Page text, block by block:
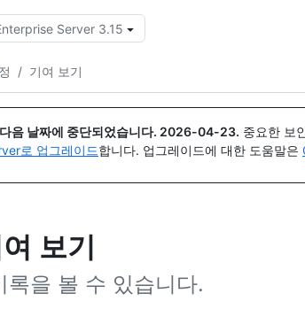
Server 3.15
/ 기여 보기
음 날짜에 중단되었습니다. 2026-04-23. 중요한 보
로 업그레이드합니다. 업그레이드에 대한 도움말은
보기
을 볼 수 있습니다.